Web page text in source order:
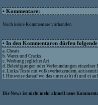
• Kommentare:
Noch keine Kommentare vorhanden
• In den Kommentaren dürfen
a. Cheats
b. Warez und Cracks
c. Werbung jeglicher Art
d. Beleidigungen oder Verleumdungen einzelner
e. Links/Texte mit volksverhetzendem,
f. Hinweise darauf wo das unter a) b) d) und e)
Die News ist nicht mehr aktuell neue